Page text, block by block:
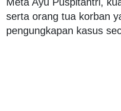
serta orang tua korban
pengungkapan kasus